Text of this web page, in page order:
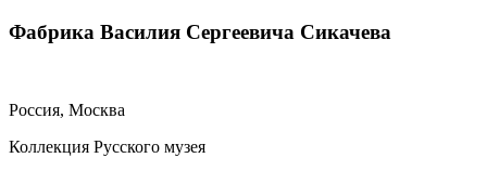
Фабрика Василия Сергеевича Сикачева
Россия, Москва
Коллекция Русского музея